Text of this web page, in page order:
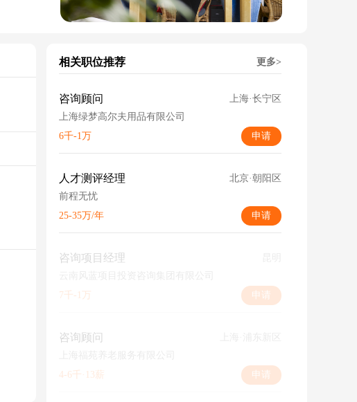
相关职位推荐 更多>
咨询顾问
上海·长宁区
上海绿梦高尔夫用品有限公司
6千-1万
申请
人才测评经理
北京·朝阳区
前程无忧
25-35万/年
申请
咨询项目经理
7千-1万
申请
咨询顾问
4-6千·13薪
申请